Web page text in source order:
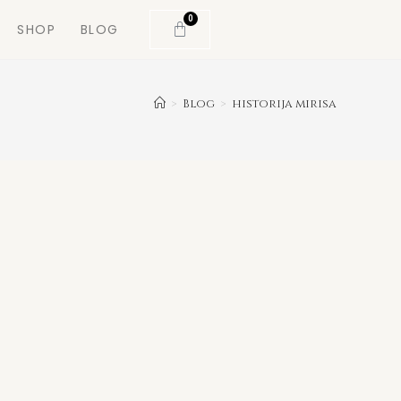
SHOP BLOG
0
> Blog > historija mirisa